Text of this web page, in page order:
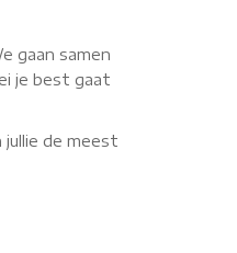
gaan samen
je best gaat
de meest